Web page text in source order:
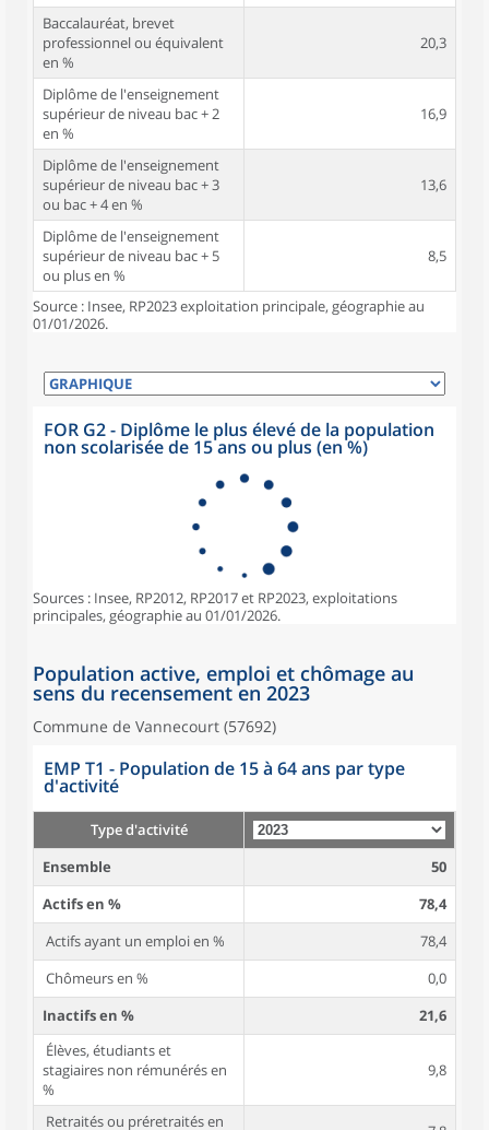
Baccalauréat, brevet
professionnel ou équivalent
en %
20,3
Diplôme de l'enseignement
supérieur de niveau bac + 2
en %
16,9
Diplôme de l'enseignement
supérieur de niveau bac + 3
ou bac + 4 en %
13,6
Diplôme de l'enseignement
supérieur de niveau bac + 5
ou plus en %
8,5
Source : Insee, RP2023 exploitation principale, géographie au
01/01/2026.
FOR G2 - Diplôme le plus élevé de la population
non scolarisée de 15 ans ou plus (en %)
Sources : Insee, RP2012, RP2017 et RP2023, exploitations
principales, géographie au 01/01/2026.
Population active, emploi et chômage au
sens du recensement en 2023
Commune de Vannecourt (57692)
EMP T1 - Population de 15 à 64 ans par type
d'activité
Type d'activité
Ensemble
50
Actifs en %
78,4
Actifs ayant un emploi en %
78,4
Chômeurs en %
0,0
Inactifs en %
21,6
Élèves, étudiants et
stagiaires non rémunérés en
%
9,8
Retraités ou préretraités en